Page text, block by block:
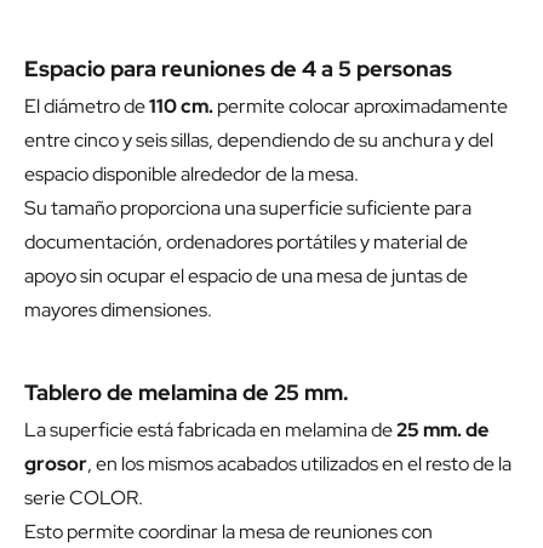
Espacio para reuniones de 4 a 5 personas
El diámetro de110 cm.permite colocar aproximadamente
entre cinco y seis sillas, dependiendo de su anchura y del
espacio disponible alrededor de la mesa.
Su tamaño proporciona una superficie suficiente para
documentación, ordenadores portátiles y material de
apoyo sin ocupar el espacio de una mesa de juntas de
mayores dimensiones.
Tablero de melamina de 25 mm.
La superficie está fabricada en melamina de25 mm. de
grosor, en los mismos acabados utilizados en el resto de la
serie COLOR.
Esto permite coordinar la mesa de reuniones con